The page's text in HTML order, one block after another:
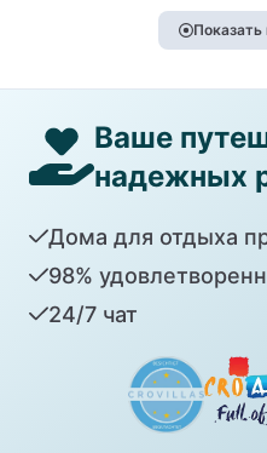
Показать
Ваше
надежных
Дома для отдыха
98%
24/7 чат